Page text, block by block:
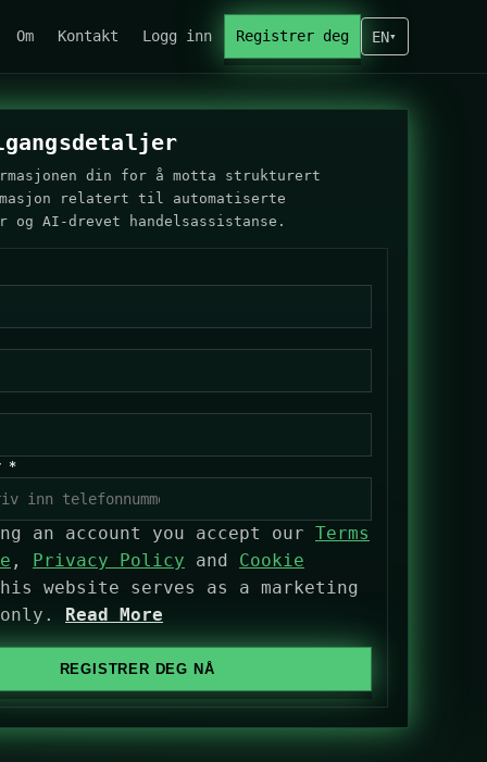
Om Kontakt Logg inn Registrer deg EN▾
din for å motta strukturert
relatert til automatiserte
og AI-drevet handelsassistanse.
*
an account you accept our Terms
, Privacy Policy and Cookie
website serves as a marketing
Read More
REGISTRER DEG NÅ